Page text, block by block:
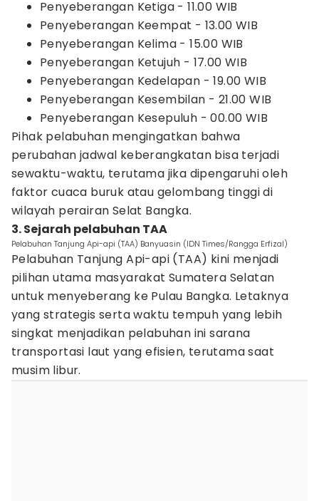
Penyeberangan Ketiga - 11.00 WIB
Penyeberangan Keempat - 13.00 WIB
Penyeberangan Kelima - 15.00 WIB
Penyeberangan Ketujuh - 17.00 WIB
Penyeberangan Kedelapan - 19.00 WIB
Penyeberangan Kesembilan - 21.00 WIB
Penyeberangan Kesepuluh - 00.00 WIB
Pihak pelabuhan mengingatkan bahwa
perubahan jadwal keberangkatan bisa terjadi
sewaktu-waktu, terutama jika dipengaruhi oleh
faktor cuaca buruk atau gelombang tinggi di
wilayah perairan Selat Bangka.
3. Sejarah pelabuhan TAA
Pelabuhan Tanjung Api-api (TAA) Banyuasin (IDN Times/Rangga Erfizal)
Pelabuhan Tanjung Api-api (TAA) kini menjadi
pilihan utama masyarakat Sumatera Selatan
untuk menyeberang ke Pulau Bangka. Letaknya
yang strategis serta waktu tempuh yang lebih
singkat menjadikan pelabuhan ini sarana
transportasi laut yang efisien, terutama saat
musim libur.